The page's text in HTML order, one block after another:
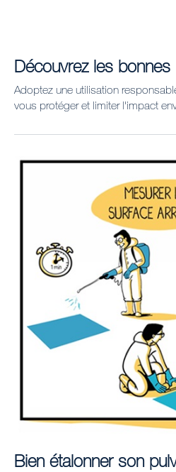
Découvrez les bonnes
Adoptez une utilisation
vous protéger et limiter l'impact
Bien étalonner son